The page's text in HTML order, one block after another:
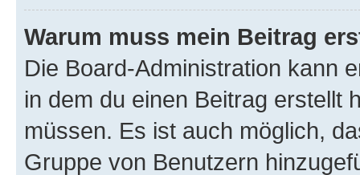
Warum muss mein Beitrag
Die Board-Administration kann
in dem du einen Beitrag erstellt
müssen. Es ist auch möglich,
Gruppe von Benutzern